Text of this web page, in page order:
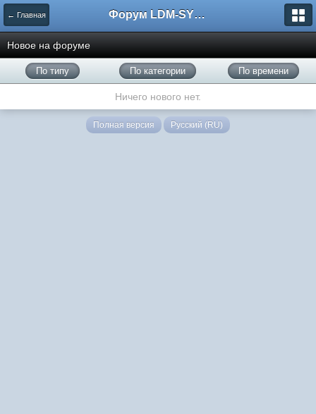
← Главная Форум LDM-SYSTEMS
Новое на форуме
По типу По категории По времени
Ничего нового нет.
Полная версия Русский (RU)